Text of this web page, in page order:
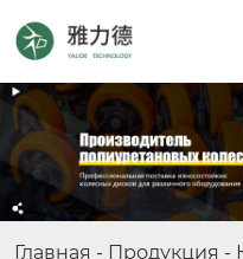
Главная - Продукция -